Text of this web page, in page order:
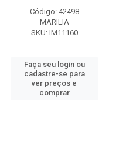
Código: 42498
MARILIA
SKU: IM11160
Faça seu login ou
cadastre-se para
ver preços e
comprar